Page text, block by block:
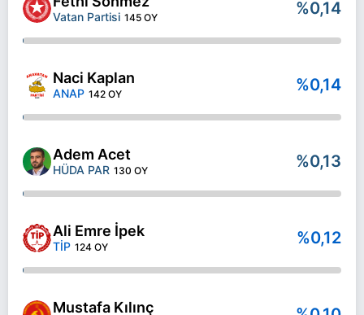
Vatan Partisi 145 OY %0,14
Naci Kaplan
ANAP 142 OY %0,14
Adem Acet
HÜDA PAR 130 OY %0,13
Ali Emre İpek
TİP 124 OY %0,12
Mustafa Kılınç